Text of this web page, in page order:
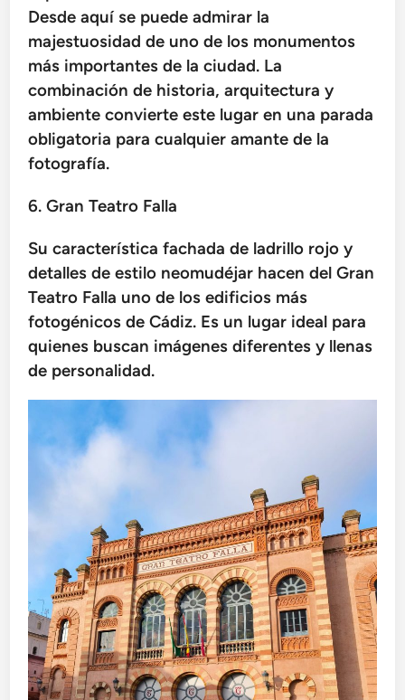
Desde aquí se puede admirar la
majestuosidad de uno de los monumentos
más importantes de la ciudad. La
combinación de historia, arquitectura y
ambiente convierte este lugar en una parada
obligatoria para cualquier amante de la
fotografía.
6. Gran Teatro Falla
Su característica fachada de ladrillo rojo y
detalles de estilo neomudéjar hacen del Gran
Teatro Falla uno de los edificios más
fotogénicos de Cádiz. Es un lugar ideal para
quienes buscan imágenes diferentes y llenas
de personalidad.